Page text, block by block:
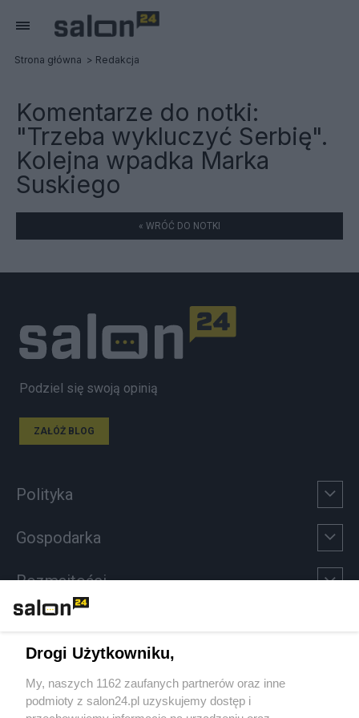
Strona główna Redakcja
Komentarze do notki:
"Trzeba wykluczyć Serbię".
Kolejna wpadka Marka
Suskiego
« WRÓĆ DO NOTKI
Podziel się swoją opinią
ZAŁÓŻ BLOG
Polityka
Gospodarka
Rozmaitości
Sport
Społeczeństwo
Drogi Użytkowniku,
My, naszych 1162 zaufanych partnerów oraz inne
podmioty z salon24.pl uzyskujemy dostęp i